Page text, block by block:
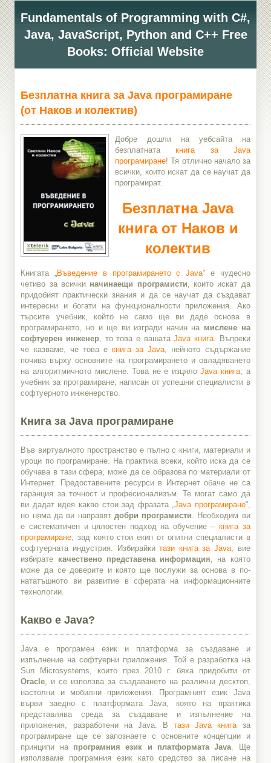
Fundamentals of Programming with C#,
Java, JavaScript, Python and C++ Free
Books: Official Website
Безплатна книга за Java програмиране
(от Наков и колектив)
Добре дошли на уебсайта на
безплатнатакнига за Java
програмиране! Тя отлично начало за
всички, които искат да се научат да
програмират.
Безплатна Java
книга от Наков и
колектив
Книгата „ Въведение в програмирането с Java” е чудесно
четиво за всички начинаещи програмисти , които искат да
придобият практически знания и да се научат да създават
интересни и богати на функционалности приложения. Ако
търсите учебник, който не само ще ви даде основа в
програмирането, но и ще ви изгради начин на мислене на
софтуерен инженер , то това е вашатаJava книга. Въпреки
че казваме, че това екнига за Java , нейното съдържание
почива върху основните на програмирането и овладяването
на алгоритмичното мислене. Това не е изцялоJava книга , a
учебник за програмиране, написан от успешни специалисти в
софтуерното инженерство.
Книга за Java програмиране
Във виртуалното пространство е пълно с книги, материали и
уроци по програмиране. На практика всеки, който иска да се
обучава в тази сфера, може да се образова по материали от
Интернет. Предоставените ресурси в Интернет обаче не са
гаранция за точност и професионализъм. Те могат само да
ви дадат идея какво стои зад фразата „Java програмиране“,
но няма да ви направят добри програмисти . Необходим ви
е систематичен и цялостен подход на обучение –книга за
програмиране , зад която стои екип от опитни специалисти в
софтуерната индустрия. Избирайкитази книга за Java , вие
избирате качествено представена информация , на която
може да се доверите и която ще послужи за основа в по-
нататъшното ви развитие в сферата на информационните
технологии.
Какво е Java?
Java е програмен език и платформа за създаване и
изпълнение на софтуерни приложения. Той е разработка на
Sun Microsystems, които през 2010 г. бяха придобити от
Oracle , и се използва за създаването на различни десктоп,
настолни и мобилни приложения. Програмният език Java
върви заедно с платформата Java, която на практика
представлява среда за създаване и изпълнение на
приложения, разработени на Java. Втази Java книга за
програмиране ще се запознаете с основните концепции и
принципи на програмния език и платформата Java . Ще
използваме програмния език като средство за писане на